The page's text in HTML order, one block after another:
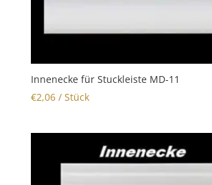
Innenecke für Stuckleiste MD-11
€2,06/ Stück